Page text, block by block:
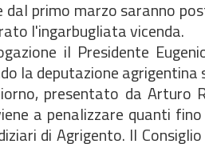
dal primo marzo saranno
l'ingarbugliata vicenda.
il Presidente
la deputazione agrigentina
presentato da Arturo
a penalizzare quanti
di Agrigento. Il